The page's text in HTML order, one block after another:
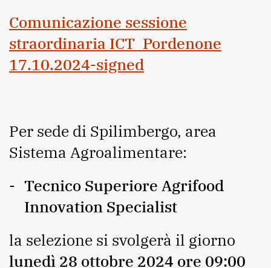
Comunicazione sessione
straordinaria ICT_Pordenone
17.10.2024-signed
Per sede di Spilimbergo, area
Sistema Agroalimentare:
Tecnico Superiore Agrifood
Innovation Specialist
la selezione si svolgerà il giorno
lunedì 28 ottobre 2024 ore 09:00